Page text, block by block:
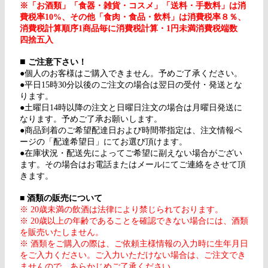
※「お酒類」「食器・雑貨・コスメ」「送料・手数料」は消
費税率10%、その他「食肉・食品・飲料」は消費税率８％、
消費税計算順序1商品毎に消費税計算・1円未満消費税端数
四捨五入
■ ご注意下さい！
●個人のお客様はご購入できません。予めご了承ください。
●平日15時30分以後のご注文の場合は翌日の受付・発送とな
ります。
●土曜日14時以降の注文と日曜日注文の場合は月曜日発送に
なります。予めご了承お願いします。
●商品到着のご希望配達日および時間帯指定は、注文情報ペ
ージの「配達希望日」にてお選び頂けます。
●在庫状況・配送先によってご希望に副えない場合がござい
ます。その場合はお電話またはメールにてご連絡をさせて頂
きます。
■ 酒類の販売について
※ 20歳未満の飲酒は法律により禁じられております。
※ 20歳以上の年齢であることを確認できない場合には、酒類
を販売いたしません。
※ 酒類をご購入の際は、ご依頼主様情報の入力時に生年月日
をご入力ください。ご入力いただけない場合は、ご注文でき